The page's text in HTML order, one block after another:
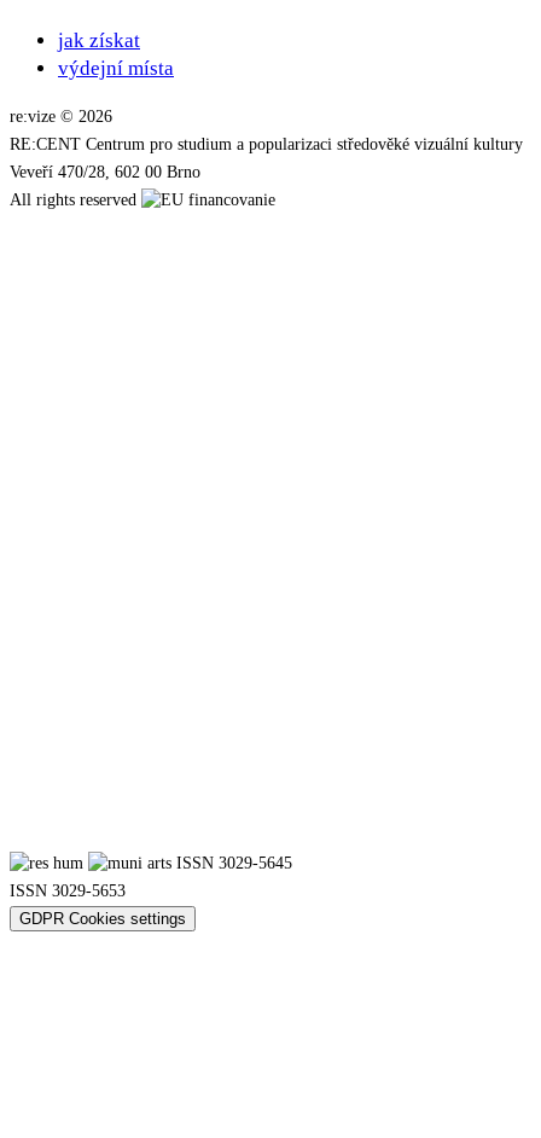
jak získat
výdejní místa
re:vize © 2026
RE:CENT Centrum pro studium a popularizaci středověké vizuální kultury
Veveří 470/28, 602 00 Brno
All rights reserved
ISSN 3029-5645
ISSN 3029-5653
GDPR Cookies settings